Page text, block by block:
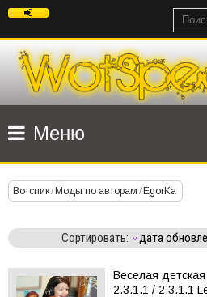
Меню
Вотспик/ Моды по авторам / EgorKa
Сортировать: дата
Веселая
2.3.1.1 / 2.3.1.1